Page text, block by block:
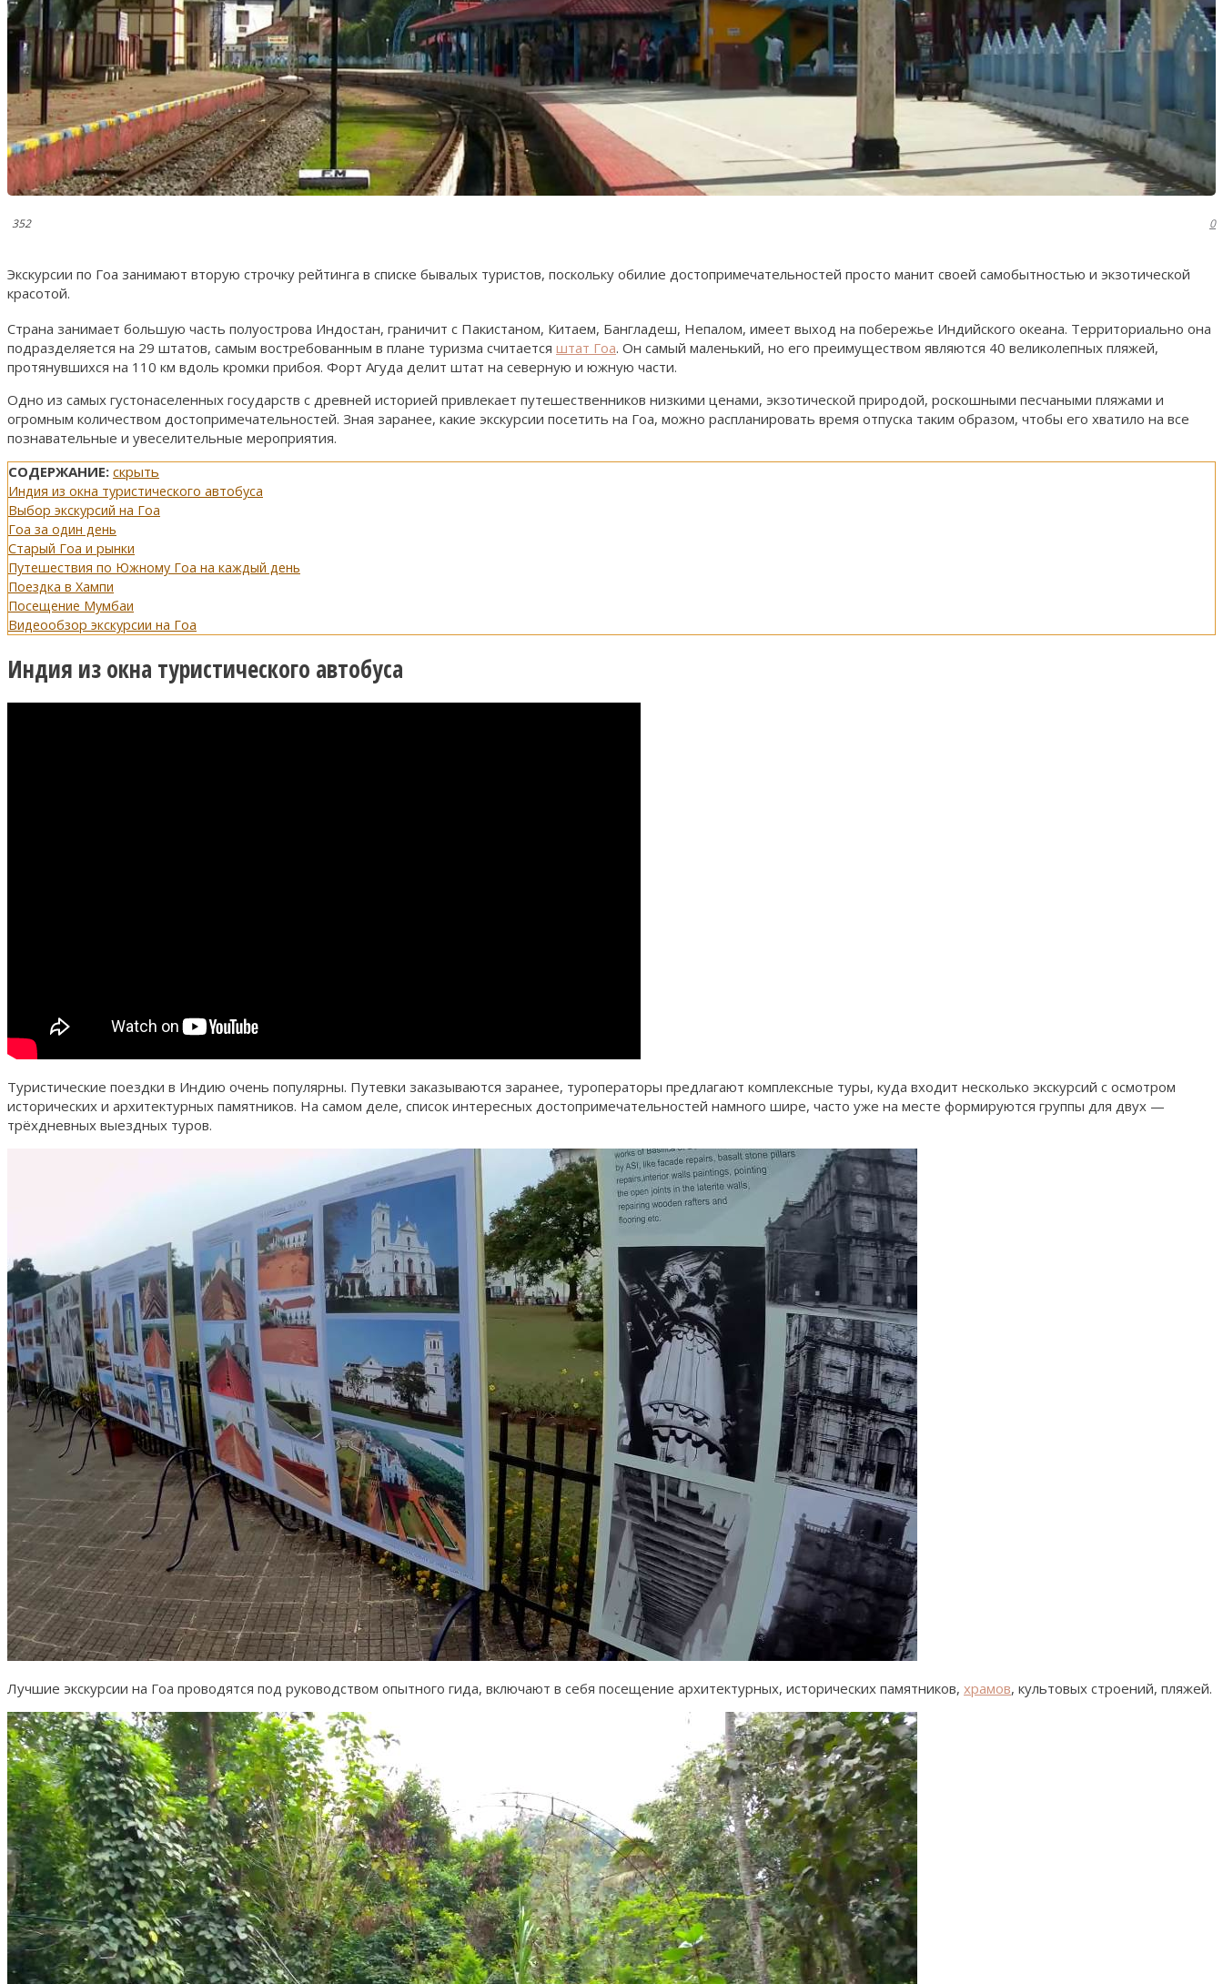
352 0
Экскурсии по Гоа занимают вторую строчку рейтинга в списке бывалых туристов, поскольку обилие достопримечательностей просто манит своей самобытностью и экзотической
красотой.
Страна занимает большую часть полуострова Индостан, граничит с Пакистаном, Китаем, Бангладеш, Непалом, имеет выход на побережье Индийского океана. Территориально она
подразделяется на 29 штатов, самым востребованным в плане туризма считается штат Гоа. Он самый маленький, но его преимуществом являются 40 великолепных пляжей,
протянувшихся на 110 км вдоль кромки прибоя. Форт Агуда делит штат на северную и южную части.
Одно из самых густонаселенных государств с древней историей привлекает путешественников низкими ценами, экзотической природой, роскошными песчаными пляжами и
огромным количеством достопримечательностей. Зная заранее, какие экскурсии посетить на Гоа, можно распланировать время отпуска таким образом, чтобы его хватило на все
познавательные и увеселительные мероприятия.
СОДЕРЖАНИЕ: скрыть
Индия из окна туристического автобуса
Выбор экскурсий на Гоа
Гоа за один день
Старый Гоа и рынки
Путешествия по Южному Гоа на каждый день
Поездка в Хампи
Посещение Мумбаи
Видеообзор экскурсии на Гоа
Индия из окна туристического автобуса
Туристические поездки в Индию очень популярны. Путевки заказываются заранее, туроператоры предлагают комплексные туры, куда входит несколько экскурсий с осмотром
исторических и архитектурных памятников. На самом деле, список интересных достопримечательностей намного шире, часто уже на месте формируются группы для двух —
трёхдневных выездных туров.
Лучшие экскурсии на Гоа проводятся под руководством опытного гида, включают в себя посещение архитектурных, исторических памятников, храмов, культовых строений, пляжей.